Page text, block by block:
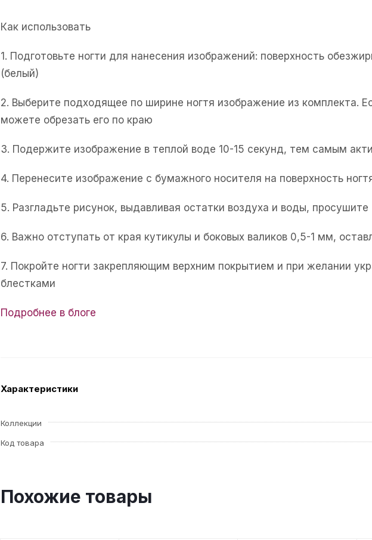
Как использовать
1. Подготовьте ногти для нанесения изображений: поверхность
(белый)
2. Выберите подходящее по ширине ногтя изображение из комплекта.
можете обрезать его по краю
3. Подержите изображение в теплой воде 10-15 секунд, тем самым
4. Перенесите изображение с бумажного носителя на поверхность
5. Разгладьте рисунок, выдавливая остатки воздуха и воды, просушите
6. Важно отступать от края кутикулы и боковых валиков 0,5-1 мм,
7. Покройте ногти закрепляющим верхним покрытием и при желании
блестками
Подробнее в блоге
Характеристики
Коллекции
Код товара
Похожие товары